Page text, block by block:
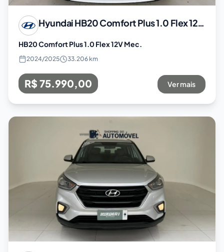
HyundaiHB20 Comfort Plus 1.0 Flex 12V Mec.
HB20 Comfort Plus 1.0 Flex 12V Mec.
2024/2025 33.206 km
R$ 75.990,00 Ver mais